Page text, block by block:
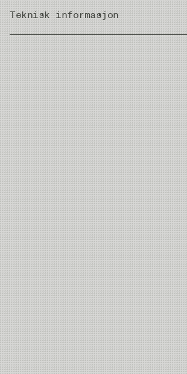
Teknisk informasjon
Country of Origin